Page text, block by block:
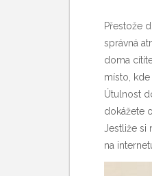
Přestože
správná
doma
místo,
Útulnost
dokážete
Jestliže si
na